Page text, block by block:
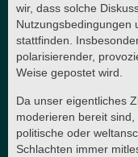
wir, dass solche
Nutzungsbedingungen
stattfinden.
polarisierender,
Weise gepostet wird.
Da unser eigentliches
moderieren bereit
politische oder
Schlachten immer